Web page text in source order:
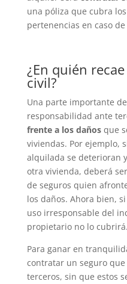
una póliza que cubra
pertenencias en caso
¿En quién
civil?
Una parte importante
responsabilidad ante
frente a los dañosque
viviendas. Por ejemplo,
alquilada se deterioran
otra vivienda, deberá
de seguros quien
los daños. Ahora bien,
uso irresponsable del
propietario no lo cubrirá.
Para ganar en
contratar un seguro
terceros, sin que estos